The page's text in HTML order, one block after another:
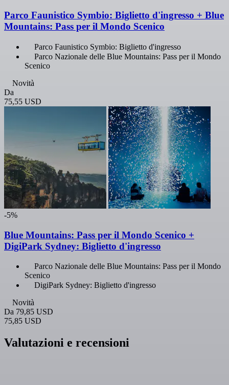
Parco Faunistico Symbio: Biglietto d'ingresso + Blue
Mountains: Pass per il Mondo Scenico
Parco Faunistico Symbio: Biglietto d'ingresso
Parco Nazionale delle Blue Mountains: Pass per il Mondo
Scenico
Novità
Da
75,55 USD
-5%
Blue Mountains: Pass per il Mondo Scenico +
DigiPark Sydney: Biglietto d'ingresso
Parco Nazionale delle Blue Mountains: Pass per il Mondo
Scenico
DigiPark Sydney: Biglietto d'ingresso
Novità
Da 79,85 USD
75,85 USD
Valutazioni e recensioni